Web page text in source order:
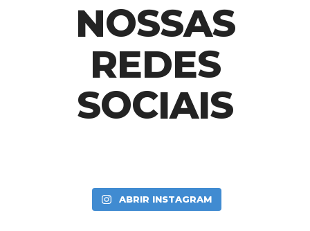
NOSSAS
REDES
SOCIAIS
ABRIR INSTAGRAM